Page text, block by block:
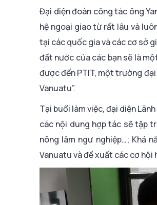
Đại diện đoàn công tác ông
hệ ngoại giao từ rất lâu và
tại các quốc gia và các cơ sở
đất nước của các bạn sẽ là
được đến PTIT, một trường
Vanuatu”.
Tại buổi làm việc, đại diện
các nội dung hợp tác sẽ tập
nông lâm ngư nghiệp…; Khả
Vanuatu và đề xuất các cơ